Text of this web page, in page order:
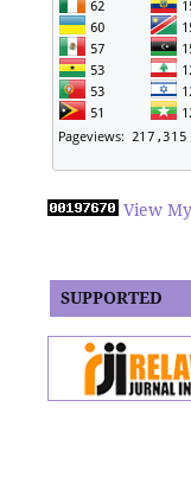
View
SUPPORTED